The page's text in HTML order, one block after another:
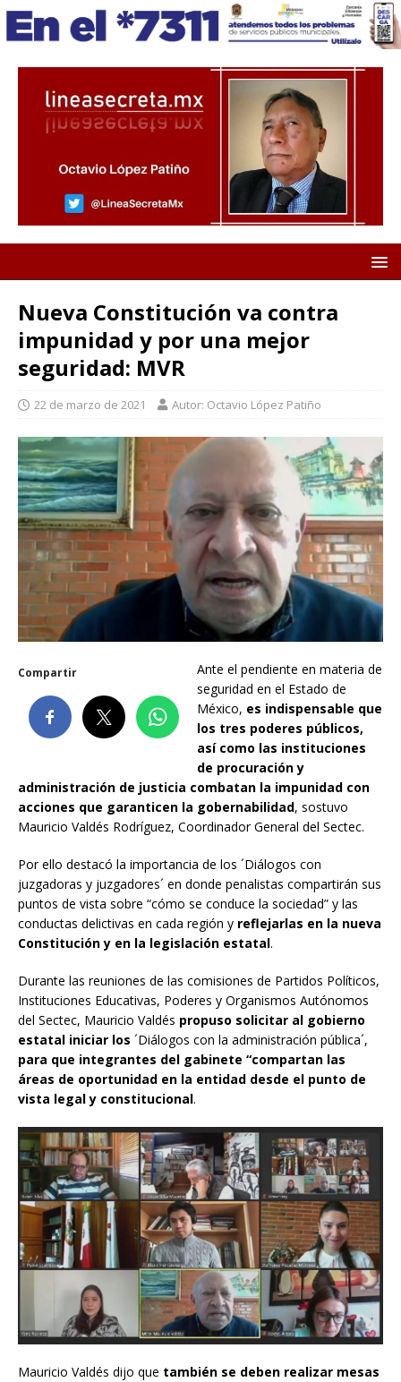
Nueva Constitución va contra
impunidad y por una mejor
seguridad: MVR
22 de marzo de 2021 Autor: Octavio López Patiño
Compartir
Ante el pendiente en materia de
seguridad en el Estado de
México, es indispensable que
los tres poderes públicos,
así como las instituciones
de procuración y
administración de justicia combatan la impunidad con
acciones que garanticen la gobernabilidad, sostuvo
Mauricio Valdés Rodríguez, Coordinador General del Sectec.
Por ello destacó la importancia de los ´Diálogos con
juzgadoras y juzgadores´ en donde penalistas compartirán sus
puntos de vista sobre “cómo se conduce la sociedad” y las
conductas delictivas en cada región y reflejarlas en la nueva
Constitución y en la legislación estatal.
Durante las reuniones de las comisiones de Partidos Políticos,
Instituciones Educativas, Poderes y Organismos Autónomos
del Sectec, Mauricio Valdés propuso solicitar al gobierno
estatal iniciar los ´Diálogos con la administración pública´,
para que integrantes del gabinete “compartan las
áreas de oportunidad en la entidad desde el punto de
vista legal y constitucional.
Mauricio Valdés dijo que también se deben realizar mesas